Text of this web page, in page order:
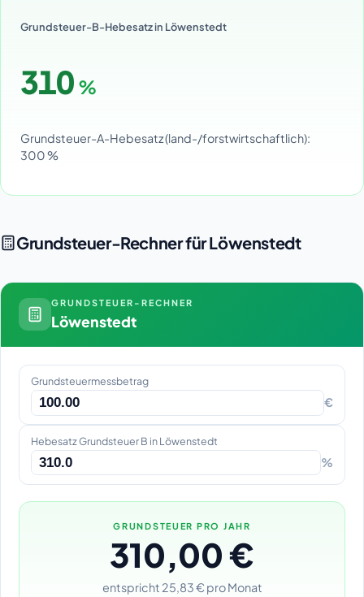
Grundsteuer-B-Hebesatz in Löwenstedt
310 %
Grundsteuer-A-Hebesatz (land-/forstwirtschaftlich):
300 %
Grundsteuer-Rechner für Löwenstedt
GRUNDSTEUER-RECHNER
Löwenstedt
Grundsteuermessbetrag
€
Hebesatz Grundsteuer B in Löwenstedt
%
GRUNDSTEUER PRO JAHR
310,00 €
entspricht 25,83 € pro Monat